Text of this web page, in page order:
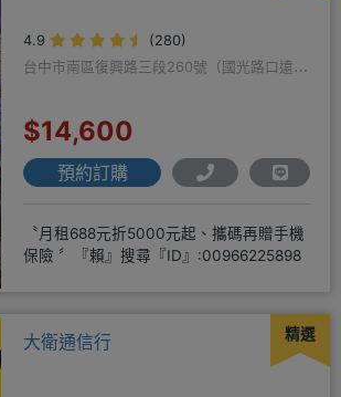
4.9
(280)
台中市南區復興路三段260號（國光路口遠傳
$14,600
預約訂購
〝月租688元折5000元起、攜碼再贈手機
保險 〞『賴』搜尋『ID』:00966225898
精選
大衛通信行